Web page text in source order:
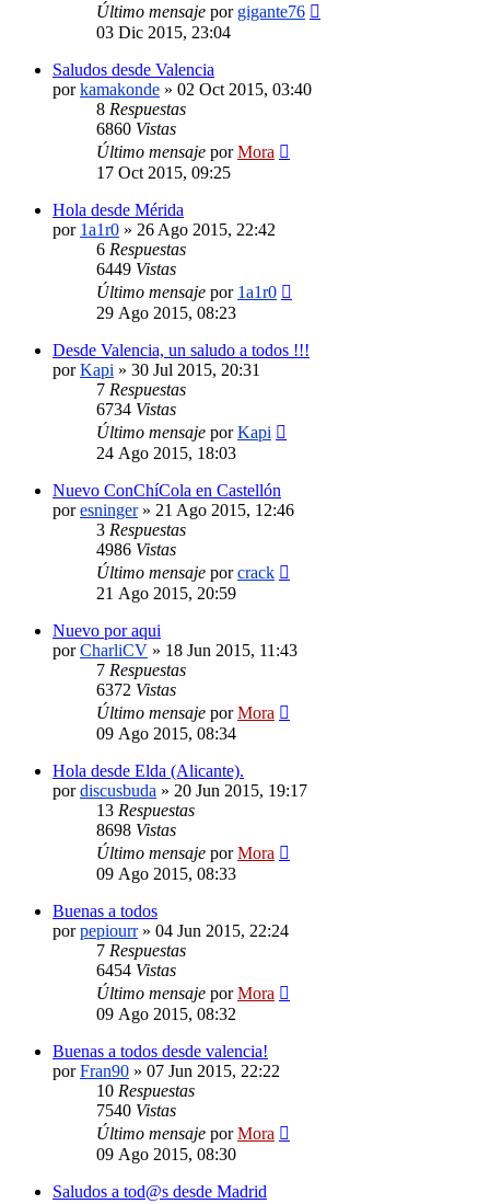
Último mensaje por gigante76
03 Dic 2015, 23:04
Saludos desde Valencia
porkamakonde » 02 Oct 2015, 03:40
8 Respuestas
6860 Vistas
Último mensaje porMora
17 Oct 2015, 09:25
Hola desde Mérida
por 1a1r0 » 26 Ago 2015, 22:42
6 Respuestas
6449 Vistas
Último mensaje por 1a1r0
29 Ago 2015, 08:23
Desde Valencia, un saludo a todos !!!
porKapi » 30 Jul 2015, 20:31
7 Respuestas
6734 Vistas
Último mensaje porKapi
24 Ago 2015, 18:03
Nuevo ConChíCola en Castellón
poresninger» 21 Ago 2015, 12:46
3 Respuestas
4986 Vistas
Último mensaje porcrack
21 Ago 2015, 20:59
Nuevo por aqui
porCharliCV » 18 Jun 2015, 11:43
7 Respuestas
6372 Vistas
Último mensaje porMora
09 Ago 2015, 08:34
Hola desde Elda (Alicante).
pordiscusbuda » 20 Jun 2015, 19:17
13 Respuestas
8698 Vistas
Último mensaje porMora
09 Ago 2015, 08:33
Buenas a todos
porpepiourr» 04 Jun 2015, 22:24
7 Respuestas
6454 Vistas
Último mensaje porMora
09 Ago 2015, 08:32
Buenas a todos desde valencia!
porFran90 » 07 Jun 2015, 22:22
10 Respuestas
7540 Vistas
Último mensaje porMora
09 Ago 2015, 08:30
Saludos a tod@s desde Madrid